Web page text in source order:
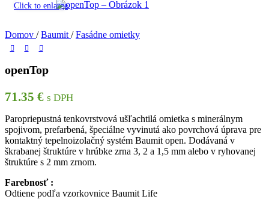
Click to enlarge
Domov / Baumit / Fasádne omietky
openTop
71.35 € s DPH
Paropriepustná tenkovrstvová ušľachtilá omietka s minerálnym
spojivom, prefarbená, špeciálne vyvinutá ako povrchová úprava pre
kontaktný tepelnoizolačný systém Baumit open. Dodávaná v
škrabanej štruktúre v hrúbke zrna 3, 2 a 1,5 mm alebo v ryhovanej
štruktúre s 2 mm zrnom.
Farebnosť :
Odtiene podľa vzorkovnice Baumit Life